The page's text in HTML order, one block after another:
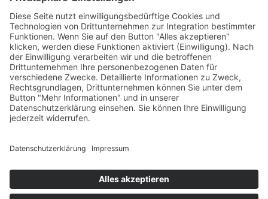
Kontakt
Anfahrt
Datenschutzerklärung
Impressum
AGB
ANMELDUNG ZUM
NEWSLETTER